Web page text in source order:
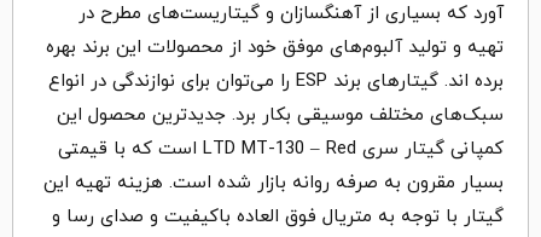
آورد که بسیاری از آهنگسازان و گیتاریست‌های مطرح در
تهیه و تولید آلبوم‌های موفق خود از محصولات این برند بهره
برده اند. گیتارهای برند ESP را می‌توان برای نوازندگی در انواع
سبک‌های مختلف موسیقی بکار برد. جدیدترین محصول این
کمپانی گیتار سری LTD MT-130 – Red است که با قیمتی
بسیار مقرون به صرفه روانه بازار شده است. هزینه تهیه این
گیتار با توجه به متریال فوق العاده باکیفیت و صدای رسا و